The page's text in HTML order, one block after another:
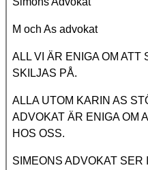
M och As advokat
ALL VI ÄR ENIGA OM ATT
SKILJAS PÅ.
ALLA UTOM KARIN AS
ADVOKAT ÄR ENIGA OM
HOS OSS.
SIMEONS ADVOKAT SER